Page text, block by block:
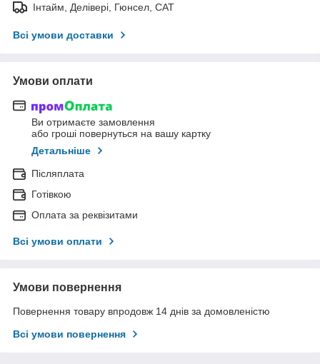
Інтайм, Делівері, Гюнсел, САТ
Всі умови доставки
Умови оплати
Ви отримаєте замовлення
або гроші повернуться на вашу картку
Детальніше
Післяплата
Готівкою
Оплата за реквізитами
Всі умови оплати
Умови повернення
Повернення товару впродовж 14 днів за домовленістю
Всі умови повернення